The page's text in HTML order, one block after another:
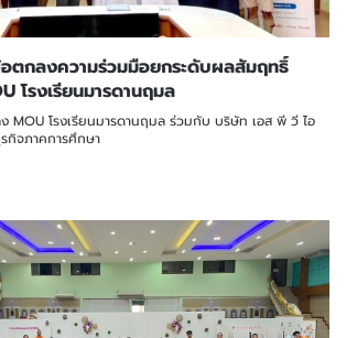
ตกลงความร่วมมือยกระดับผลสัมฤทธิ์
โรงเรียนมารดานฤมล
โรงเรียนมารดานฤมล ร่วมกับ บริษัท เอส พี วี ไอ
จภาคการศึกษา